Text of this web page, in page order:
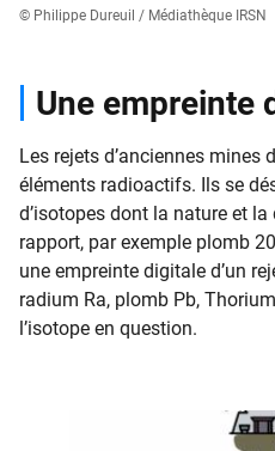
© Philippe Dureuil / Médiathèque IRSN
Une empreinte
Les rejets d’anciennes mines
éléments radioactifs. Ils se
d’isotopes dont la nature et
rapport, par exemple plomb
une empreinte digitale d’un
radium Ra, plomb Pb,
l’isotope en question.